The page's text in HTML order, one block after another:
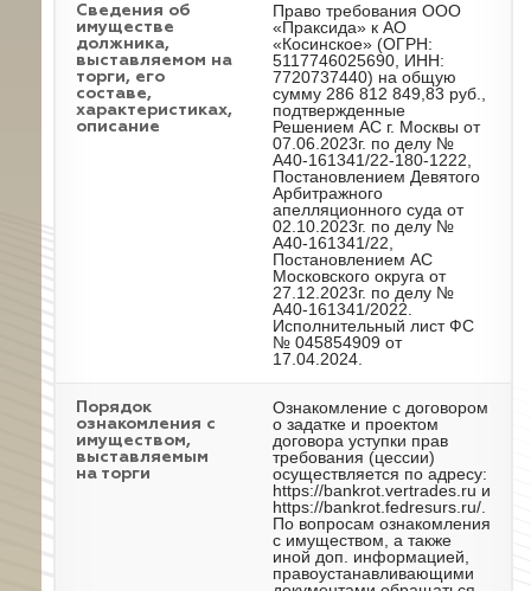
Cведения об
имуществе
должника,
выставляемом на
торги, его
составе,
характеристиках,
описание
Право требования ООО
«Праксида» к АО
«Косинское» (ОГРН:
5117746025690, ИНН:
7720737440) на общую
сумму 286 812 849,83 руб.,
подтвержденные
Решением АС г. Москвы от
07.06.2023г. по делу №
А40-161341/22-180-1222,
Постановлением Девятого
Арбитражного
апелляционного суда от
02.10.2023г. по делу №
А40-161341/22,
Постановлением АС
Московского округа от
27.12.2023г. по делу №
А40-161341/2022.
Исполнительный лист ФС
№ 045854909 от
17.04.2024.
Порядок
ознакомления с
имуществом,
выставляемым
на торги
Ознакомление с договором
о задатке и проектом
договора уступки прав
требования (цессии)
осуществляется по адресу:
https://bankrot.vertrades.ru и
https://bankrot.fedresurs.ru/.
По вопросам ознакомления
с имуществом, а также
иной доп. информацией,
правоустанавливающими